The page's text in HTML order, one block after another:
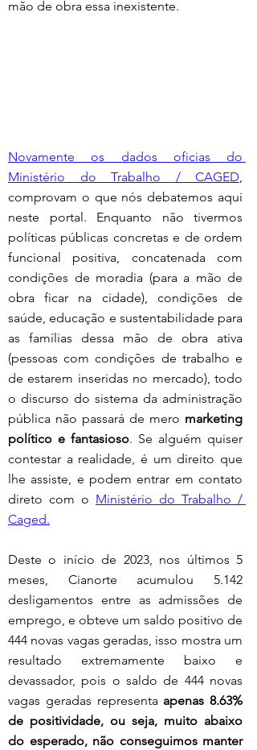
mão de obra essa inexistente.
Novamente os dados oficias do
Ministério do Trabalho / CAGED
comprovam o que nós debatemos aqui
neste portal. Enquanto não tivermos
políticas públicas concretas e de ordem
funcional positiva, concatenada com
condições de moradia (para a mão de
obra ficar na cidade), condições de
saúde, educação e sustentabilidade para
as famílias dessa mão de obra ativa
(pessoas com condições de trabalho e
de estarem inseridas no mercado), todo
o discurso do sistema da administração
pública não passará de mero marketing
político e fantasioso. Se alguém quiser
contestar a realidade, é um direito que
lhe assiste, e podem entrar em contato
direto com o Ministério do Trabalho /
Caged.
Deste o início de 2023, nos últimos 5
meses, Cianorte acumulou 5.142
desligamentos entre as admissões de
emprego, e obteve um saldo positivo de
444 novas vagas geradas, isso mostra um
resultado extremamente baixo e
devassador, pois o saldo de 444 novas
vagas geradas representa apenas 8.63%
de positividade, ou seja, muito abaixo
do esperado, não conseguimos manter